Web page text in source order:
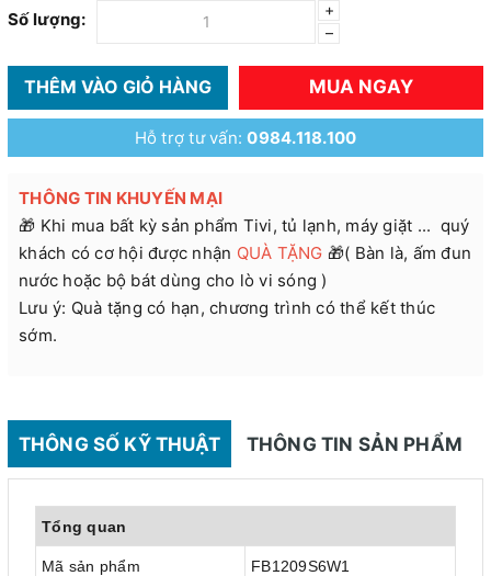
Số lượng:
+
–
THÊM VÀO GIỎ HÀNG MUA NGAY
Hỗ trợ tư vấn:0984.118.100
THÔNG TIN KHUYẾN MẠI
🎁 Khi mua bất kỳ sản phẩm Tivi, tủ lạnh, máy giặt ... quý
khách có cơ hội được nhận QUÀ TẶNG 🎁( Bàn là, ấm đun
nước hoặc bộ bát dùng cho lò vi sóng )
Lưu ý: Quà tặng có hạn, chương trình có thể kết thúc
sớm.
THÔNG SỐ KỸ THUẬT THÔNG TIN SẢN PHẨM
Tổng quan
Mã sản phẩm FB1209S6W1